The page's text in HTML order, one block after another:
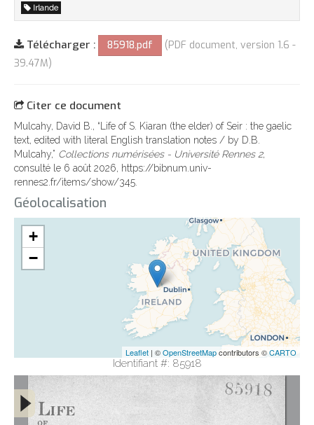
Irlande
Télécharger : 85918.pdf
(PDF document, version 1.6 -
39.47M)
Citer ce document
Mulcahy, David B., “Life of S. Kiaran (the elder) of Seir : the gaelic
text, edited with literal English translation notes / by D.B.
Mulcahy,” Collections numérisées - Université Rennes 2,
consulté le 6 août 2026, https://bibnum.univ-
rennes2.fr/items/show/345.
Géolocalisation
+
−
Leaflet | ©OpenStreetMapcontributors ©CARTO
Identifiant #: 85918